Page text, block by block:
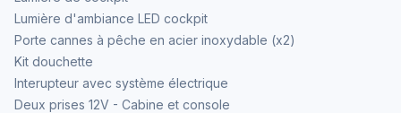
Lumière d'ambiance LED cockpit
Porte cannes à pêche en acier inoxydable (x2)
Kit douchette
Interupteur avec système électrique
Deux prises 12V - Cabine et console